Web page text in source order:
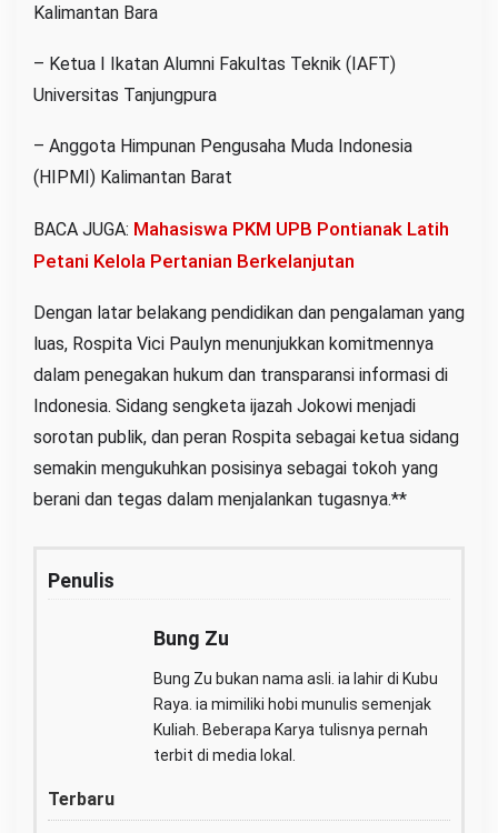
Kalimantan Bara
– Ketua I Ikatan Alumni Fakultas Teknik (IAFT)
Universitas Tanjungpura
– Anggota Himpunan Pengusaha Muda Indonesia
(HIPMI) Kalimantan Barat
BACA JUGA: Mahasiswa PKM UPB Pontianak Latih
Petani Kelola Pertanian Berkelanjutan
Dengan latar belakang pendidikan dan pengalaman yang
luas, Rospita Vici Paulyn menunjukkan komitmennya
dalam penegakan hukum dan transparansi informasi di
Indonesia. Sidang sengketa ijazah Jokowi menjadi
sorotan publik, dan peran Rospita sebagai ketua sidang
semakin mengukuhkan posisinya sebagai tokoh yang
berani dan tegas dalam menjalankan tugasnya.**
Penulis
Bung Zu
Bung Zu bukan nama asli. ia lahir di Kubu
Raya. ia mimiliki hobi munulis semenjak
Kuliah. Beberapa Karya tulisnya pernah
terbit di media lokal.
Terbaru